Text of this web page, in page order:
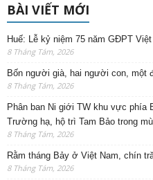
BÀI VIẾT MỚI
Huế: Lễ kỷ niệm 75 năm GĐPT
8 Tháng Tám, 2026
Bốn người già, hai người con, một
8 Tháng Tám, 2026
Phân ban Ni giới TW khu vực phía
Trường hạ, hộ trì Tam Bảo trong
8 Tháng Tám, 2026
Rằm tháng Bảy ở Việt Nam, chín
8 Tháng Tám, 2026